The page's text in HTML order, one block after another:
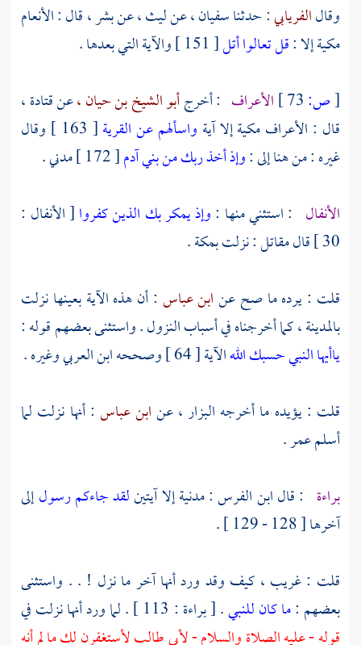
وقالالفريابي: حدثناسفيان ،عنليث، عنبشر، قال : الأنعام
مكية إلا :قل تعالوا أتل[ 151 ] والآية التي بعدها .
[ص: الأعراف : أخرجأبو الشيخ بن حيان ،عنقتادة،
قال : الأعراف مكية إلا آية واسألهم عن القرية
[ 163 ] وقال
غيره : من هنا إلى :وإذ أخذ ربك من بني آدم[ 172 ] مدني .
الأنفال : استثني منها :وإذ يمكر بك الذين كفروا[ الأنفال :
30 ] قال
مقاتل: نزلتبمكة.
قلت : يرده ما صح عنابن عباس : أن هذه الآية بعينها نزلت
بالمدينة، كما أخرجناه في أسباب النزول . واستثنى بعضهم قوله :
ياأيها النبي حسبك اللهالآية [ 64 ] وصححه ابن العربيوغيره .
قلت : يؤيده ما أخرجه البزار ،عنابن عباس : أنها نزلت لما
أسلمعمر.
براءة : قالابن الفرس: مدنية إلا آيتينلقد جاءكم رسولإلى
آخرها [ 128 - 129 ] .
قلت : غريب ، كيف وقد ورد أنها آخر ما نزل ! . . واستثنى
بعضهم :ما كان للنبي. [ براءة : 113 ] . لما ورد أنها نزلت في
قوله - عليه الصلاة والسلام -لأبي طالبلأستغفرن لك ما لم أنه